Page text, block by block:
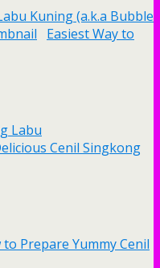
Kuning (a.k.a Bubble
Easiest Way to
Labu
Cenil Singkong
to Prepare Yummy Cenil